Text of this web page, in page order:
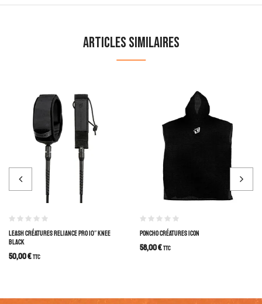
Articles similaires
LEASH CRÉATURES RELIANCE PRO 10″ KNEE
BLACK
50,00€TTC
PONCHO CRÉATURES ICON
58,00€TTC